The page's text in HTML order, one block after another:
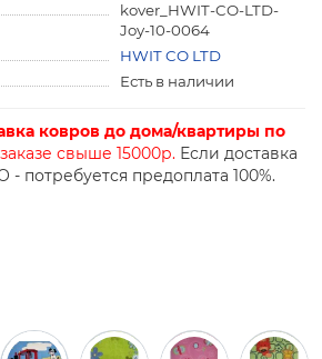
kover_HWIT-CO-LTD-
Joy-10-0064
HWIT CO LTD
Есть в наличии
ковров до дома/квартиры по
свыше 15000р. Если доставка
потребуется предоплата 100%.